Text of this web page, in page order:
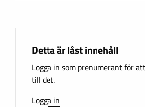
Detta är låst innehåll
Logga in som prenumerant för
till det.
Logga in